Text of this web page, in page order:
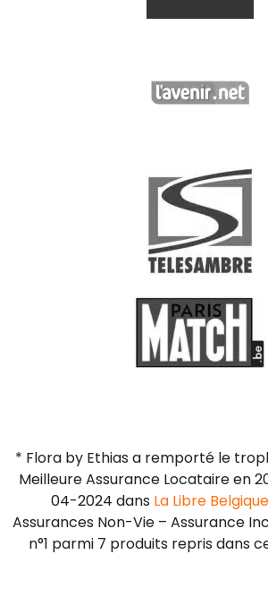
* Flora by Ethias a remporté le
Meilleure Assurance Locataire en
04-2024 dans La Libre Belgique
Assurances Non-Vie – Assurance
n°1 parmi 7 produits repris dans